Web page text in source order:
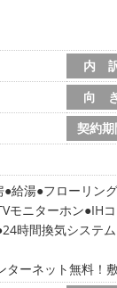
内
向
契約
給湯 フローリング
モニターホン IH
24時間換気システム
ターネット無料！